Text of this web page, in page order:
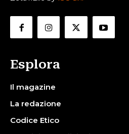
Esplora
Il magazine
La redazione
Codice Etico